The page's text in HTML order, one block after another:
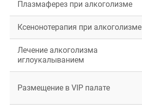
Плазмаферез при алкоголизме
Ксенонотерапия при алкоголизме
Лечение алкоголизма
иглоукалыванием
Размещение в VIP палате